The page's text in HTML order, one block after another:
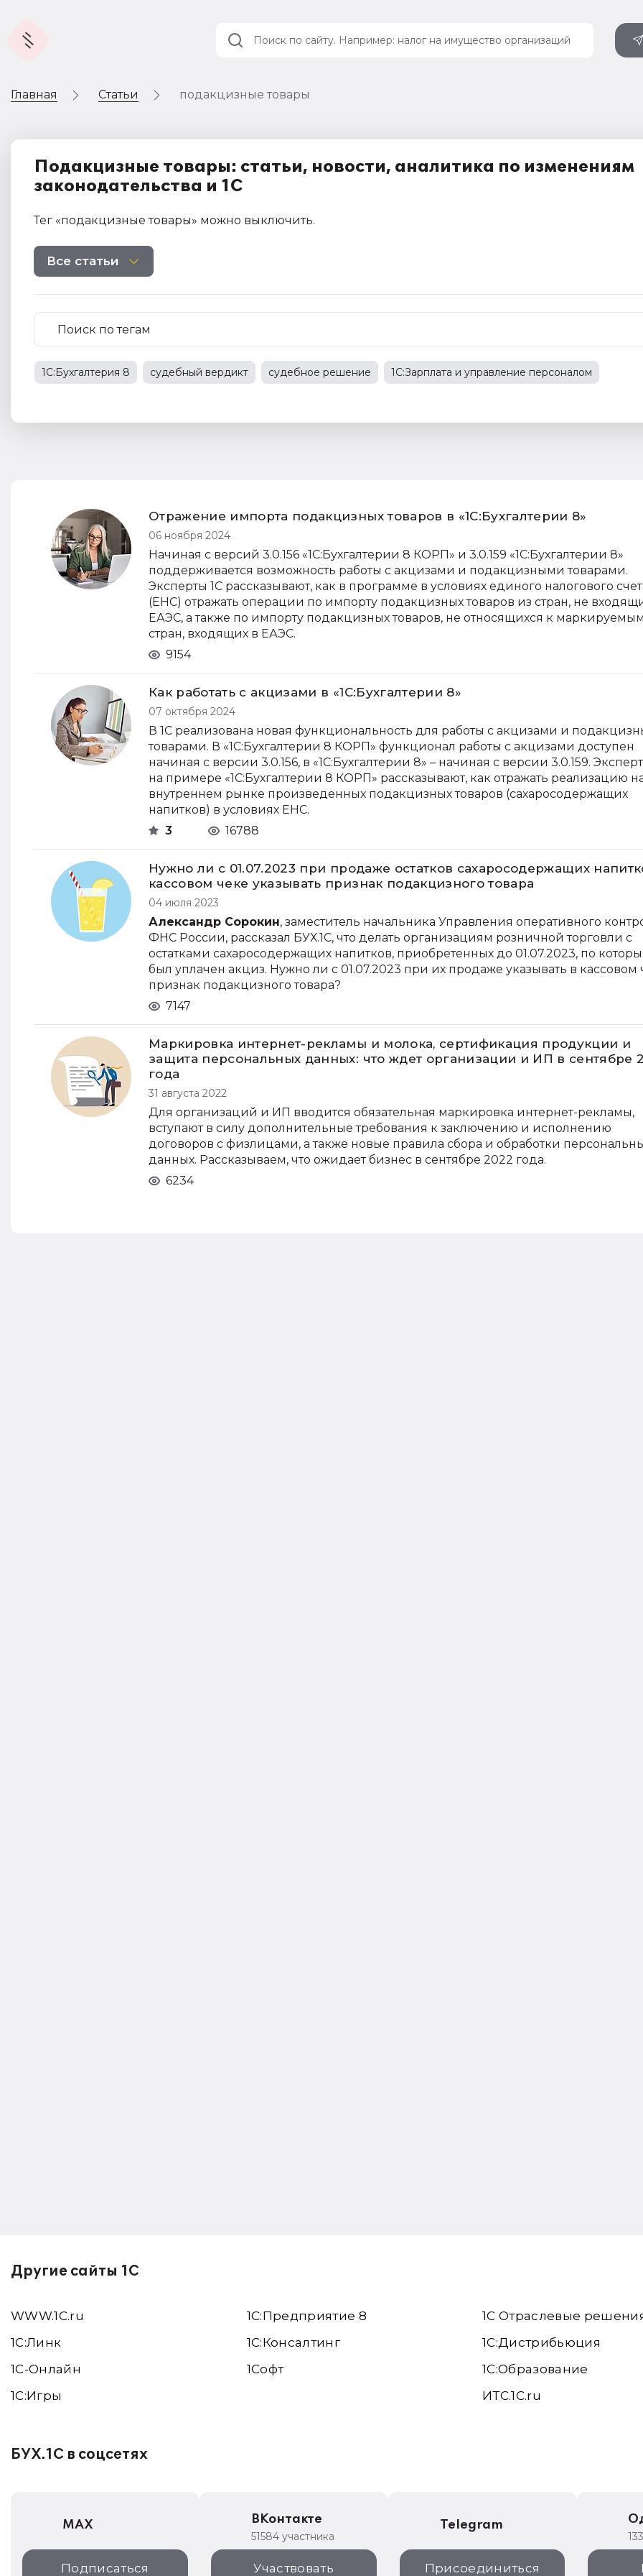
Главная Статьи подакцизные товары
Подакцизные товары: статьи, новости, аналитика по изменениям
законодательства и 1С
Тег «подакцизные товары» можно выключить.
Все статьи
1С:Бухгалтерия 8 судебный вердикт судебное решение 1С:Зарплата и управление персоналом
Отражение импорта подакцизных товаров в «1С:Бухгалтерии 8»
06 ноября 2024
Начиная с версий 3.0.156 «1С:Бухгалтерии 8 КОРП» и 3.0.159 «1С:Бухгалтерии 8»
поддерживается возможность работы с акцизами и подакцизными товарами.
Эксперты 1С рассказывают, как в программе в условиях единого налогового
(ЕНС) отражать операции по импорту подакцизных товаров из стран, не
ЕАЭС, а также по импорту подакцизных товаров, не относящихся к
стран, входящих в ЕАЭС.
9154
Как работать с акцизами в «1С:Бухгалтерии 8»
07 октября 2024
В 1С реализована новая функциональность для работы с акцизами и
товарами. В «1С:Бухгалтерии 8 КОРП» функционал работы с акцизами доступен
начиная с версии 3.0.156, в «1С:Бухгалтерии 8» – начиная с версии 3.0.159.
на примере «1С:Бухгалтерии 8 КОРП» рассказывают, как отражать реализацию
внутреннем рынке произведенных подакцизных товаров (сахаросодержащих
напитков) в условиях ЕНС.
3
16788
Нужно ли с 01.07.2023 при продаже остатков сахаросодержащих
кассовом чеке указывать признак подакцизного товара
04 июля 2023
Александр Сорокин, заместитель начальника Управления оперативного
ФНС России, рассказал БУХ.1С, что делать организациям розничной торговли с
остатками сахаросодержащих напитков, приобретенных до 01.07.2023, по
был уплачен акциз. Нужно ли с 01.07.2023 при их продаже указывать в кассовом
признак подакцизного товара?
7147
Маркировка интернет-рекламы и молока, сертификация продукции и
защита персональных данных: что ждет организации и ИП в сентябре
года
31 августа 2022
Для организаций и ИП вводится обязательная маркировка интернет-рекламы,
вступают в силу дополнительные требования к заключению и исполнению
договоров с физлицами, а также новые правила сбора и обработки
данных. Рассказываем, что ожидает бизнес в сентябре 2022 года.
6234
Другие сайты 1С
WWW.1С.ru
1С:Линк
1С-Онлайн
1C:Игры
1С:Предприятие 8
1С:Консалтинг
1Софт
1С Отраслевые
1С:Дистрибьюция
1С:Образование
ИТС.1C.ru
БУХ.1С в соцсетях
MAX
Подписаться
ВКонтакте
51584 участника
Участвовать
Telegram
Присоединиться
Учет и